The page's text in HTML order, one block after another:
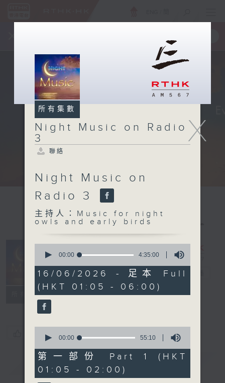
所有集數
on Radio 3
電台直播
聯絡
您喜歡這個節目嗎?
簡介 GIST
X
所有集數
Night Music on Radio
3
聯絡
Night Music on
Radio 3
主持人：Music for night
owls and early birds
seconds
4
hours,
35
minutes,
0
seconds
00:00 4:35:00
16/06/2026 - 足本 Full
(HKT 01:05 - 06:00)
seconds
55
minutes,
10
seconds
00:00 55:10
第一部份 Part 1 (HKT
01:05 - 02:00)